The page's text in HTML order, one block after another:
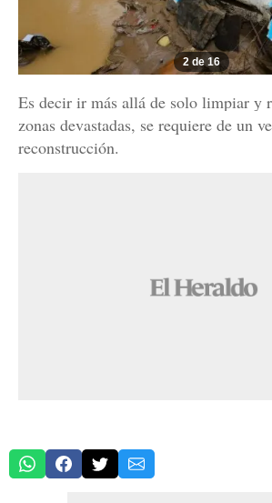
2 de 16
Es decir ir más allá de solo limpiar y
zonas devastadas, se requiere de un
reconstrucción.